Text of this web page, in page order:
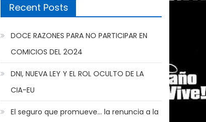
Recent Posts
DOCE RAZONES PARA NO PARTICIPAR EN
COMICIOS DEL 2O24
DNI, NUEVA LEY Y EL ROL OCULTO DE LA
CIA-EU
El seguro que promueve… la renuncia a la